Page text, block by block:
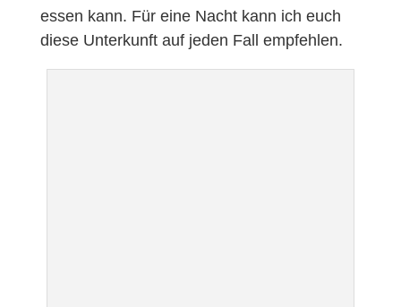
essen kann. Für eine Nacht kann ich euch
diese Unterkunft auf jeden Fall empfehlen.